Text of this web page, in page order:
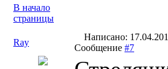
В начало
страницы
Ray
Написано:
Сообщение #7